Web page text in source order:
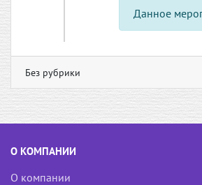
Данное
Без рубрики
О КОМПАНИИ
О компании